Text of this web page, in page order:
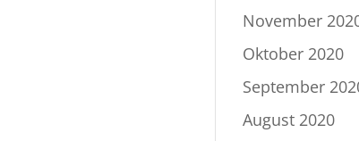
November
Oktober 2020
September
August 2020